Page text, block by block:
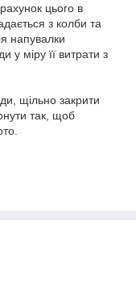
цього в
з колби та
напувалки
у міру її витрати з
щільно закрити
так, щоб